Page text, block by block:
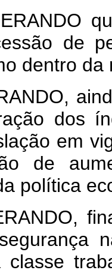
que
de
dentro
dos
em
de
política
classe